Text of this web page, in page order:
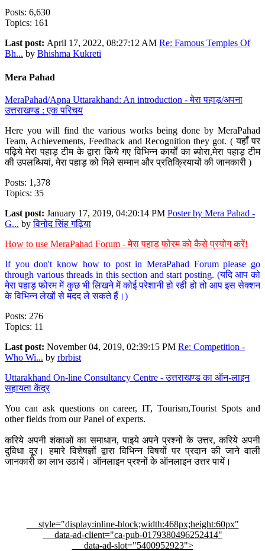
Posts: 6,630
Topics: 161
Last post: April 17, 2022, 08:27:12 AM Re: Famous Temples Of
Bh... by Bhishma Kukreti
Mera Pahad
MeraPahad/Apna Uttarakhand: An introduction - मेरा पहाड़/अपना
उत्तराखण्ड : एक परिचय
Here you will find the various works being done by MeraPahad
Team, Achievements, Feedback and Recognition they got. ( यहाँ पर
पढ़िये मेरा पहाड़ टीम के द्वारा किये गए विभिन्न कार्यों का ब्योरा,मेरा पहाड़ टीम
की उपलब्धियां, मेरा पहाड़ को मिले सम्मान और प्रतिक्रियायों की जानकारी )
Posts: 1,378
Topics: 35
Last post: January 17, 2019, 04:20:14 PM Poster by Mera Pahad -
G... byविनोद सिंह गढ़िया
How to use MeraPahad Forum - मेरा पहाड़ फोरम को कैसे प्रयोग करें!
If you don't know how to post in MeraPahad Forum please go
through various threads in this section and start posting. (यदि आप को
मेरा पहाड़ फोरम में कुछ भी लिखने में कोई परेशानी हो रही हो तो आप इस सेक्शन
के विभिन्न लेखों से मदद ले सकते हैं।)
Posts: 276
Topics: 11
Last post: November 04, 2019, 02:39:15 PM Re: Competition -
Who Wi... by rbrbist
Uttarakhand On-line Consultancy Centre - उत्तराखण्ड का ऑन-लाइन
सहायता केंद्र
You can ask questions on career, IT, Tourism,Tourist Spots and
other fields from our Panel of experts.
करिये अपनी शंकाओं का समाधान, पाइये अपने प्रश्नों के उत्तर, करिये अपनी
दुविधा दूर। हमारे विशेषज्ञों द्वारा विभिन्न विषयों पर प्रदान की जाने वाली
जानकारी का लाभ उठायें। ऑनलाइन प्रश्नों के ऑनलाइन उत्तर पायें।
style="display:inline-block;width:468px;height:60px"
data-ad-client="ca-pub-0179380496252414"
data-ad-slot="5400952923">